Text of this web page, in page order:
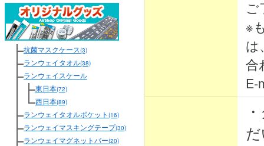
抗菌マスクケース(3)
ランウェイタオル(38)
ランウェイスケール
東日本(72)
西日本(89)
ランウェイタオルポケット (16)
ランウェイマスキングテープ(30)
ランウェイマグネットバー(20)
ご
※
は
合
E-